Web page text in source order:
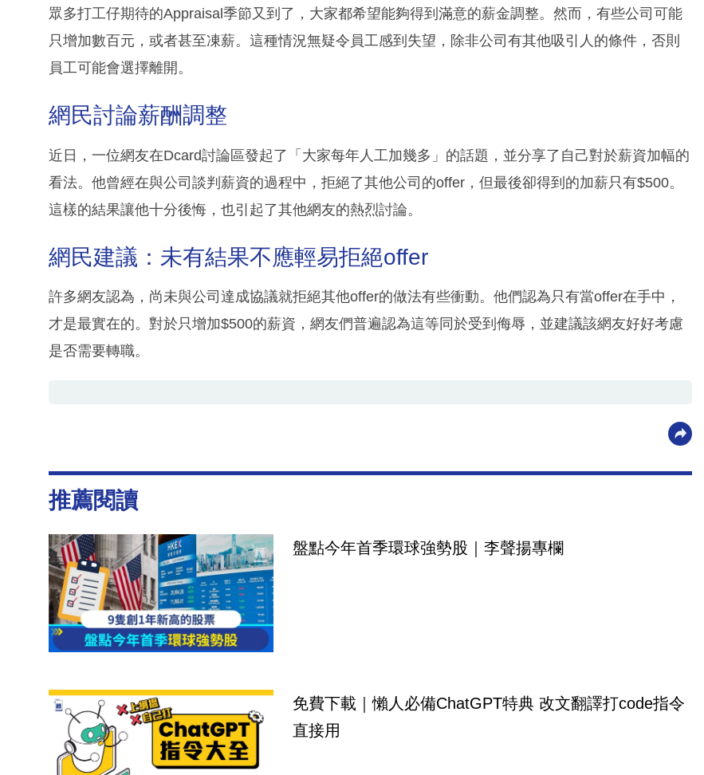
眾多打工仔期待的Appraisal季節又到了，大家都希望能夠得到滿意的薪金調整。然而，有些公司可能
只增加數百元，或者甚至凍薪。這種情況無疑令員工感到失望，除非公司有其他吸引人的條件，否則
員工可能會選擇離開。
網民討論薪酬調整
近日，一位網友在Dcard討論區發起了「大家每年人工加幾多」的話題，並分享了自己對於薪資加幅的
看法。他曾經在與公司談判薪資的過程中，拒絕了其他公司的offer，但最後卻得到的加薪只有$500。
這樣的結果讓他十分後悔，也引起了其他網友的熱烈討論。
網民建議：未有結果不應輕易拒絕offer
許多網友認為，尚未與公司達成協議就拒絕其他offer的做法有些衝動。他們認為只有當offer在手中，
才是最實在的。對於只增加$500的薪資，網友們普遍認為這等同於受到侮辱，並建議該網友好好考慮
是否需要轉職。
推薦閱讀
盤點今年首季環球強勢股｜李聲揚專欄
免費下載｜懶人必備ChatGPT特典 改文翻譯打code指令
直接用